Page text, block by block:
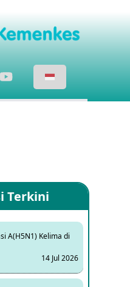
Terkini
A(H5N1) Kelima di
14 Jul 2026